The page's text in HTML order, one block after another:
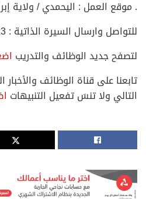
. موقع العمل : اليحمدي / ولاية
للتواصل وارسال السيرة الذاتية : 96690023
لتصفح جديد الوظائف والتدريب
تابعنا على قناة الوظائف والأخبار
التالي ولا تنسَ تفعيل التنبيهات